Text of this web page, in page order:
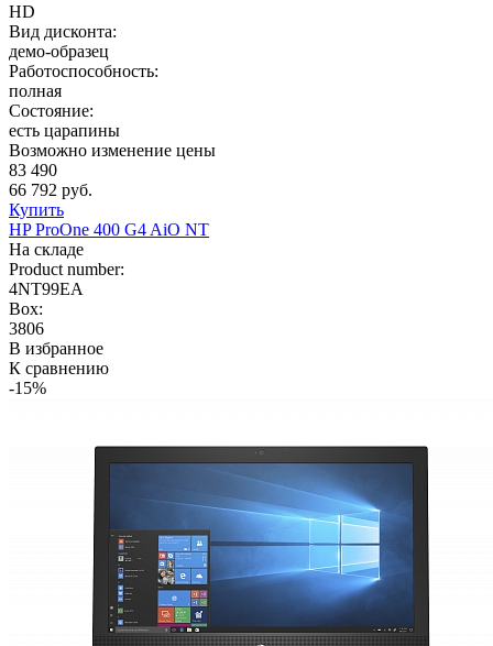
HD
Вид дисконта:
демо-образец
Работоспособность:
полная
Состояние:
есть царапины
Возможно изменение цены
83 490
66 792 руб.
Купить
HP ProOne 400 G4 AiO NT
На складе
Product number:
4NT99EA
Box:
3806
В избранное
К сравнению
-15%